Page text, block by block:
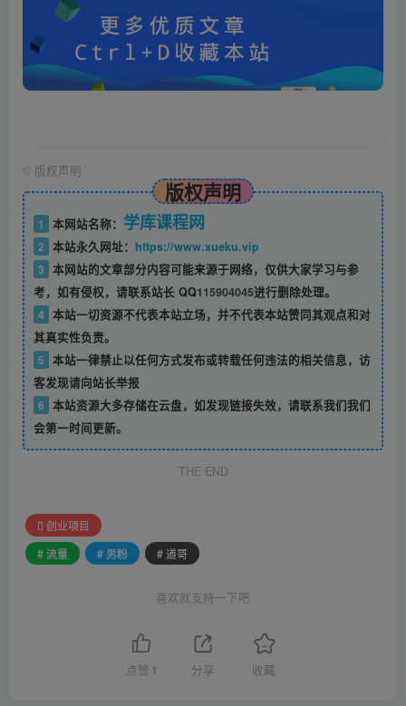
© 版权声明
版权声明
1 本网站名称： 学库课程网
2 本站永久网址： https://www.xueku.vip
3 本网站的文章部分内容可能来源于网络，仅供大家学习与参
考，如有侵权，请联系站长 QQ115904045进行删除处理。
4 本站一切资源不代表本站立场，并不代表本站赞同其观点和对
其真实性负责。
5 本站一律禁止以任何方式发布或转载任何违法的相关信息，访
客发现请向站长举报
6 本站资源大多存储在云盘，如发现链接失效，请联系我们我们
会第一时间更新。
THE END
创业项目
# 流量
# 男粉 # 道哥
喜欢就支持一下吧
点赞 1 分享 收藏